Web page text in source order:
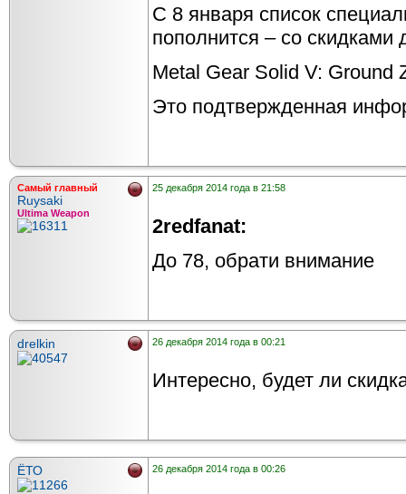
С 8 января список
пополнится – со скидками
Metal Gear Solid V: Ground
Это подтвержденная
Самый главный
Ruysaki
Ultima Weapon
25 декабря 2014 года в 21:58
2redfanat:
До 78, обрати внимание
drelkin 26 декабря 2014 года в 00:21
Интересно, будет ли
ЁТО 26 декабря 2014 года в 00:26